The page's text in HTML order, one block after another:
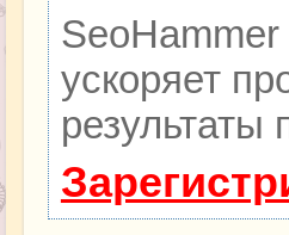
ускоряет